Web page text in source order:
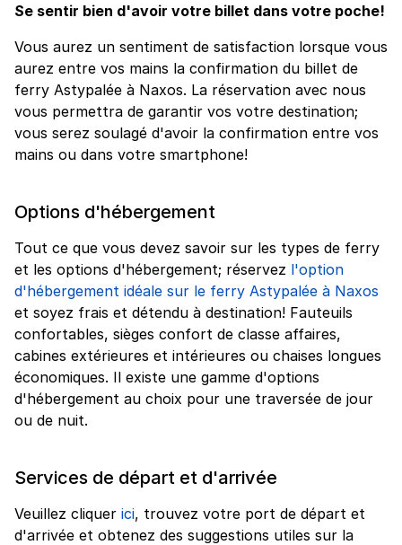
Se sentir bien d'avoir votre billet dans votre poche!
Vous aurez un sentiment de satisfaction lorsque vous
aurez entre vos mains la confirmation du billet de
ferry Astypalée à Naxos. La réservation avec nous
vous permettra de garantir vos votre destination;
vous serez soulagé d'avoir la confirmation entre vos
mains ou dans votre smartphone!
Options d'hébergement
Tout ce que vous devez savoir sur les types de ferry
et les options d'hébergement; réservez l'option
d'hébergement idéale sur le ferry Astypalée à Naxos
et soyez frais et détendu à destination! Fauteuils
confortables, sièges confort de classe affaires,
cabines extérieures et intérieures ou chaises longues
économiques. Il existe une gamme d'options
d'hébergement au choix pour une traversée de jour
ou de nuit.
Services de départ et d'arrivée
Veuillez cliquer ici, trouvez votre port de départ et
d'arrivée et obtenez des suggestions utiles sur la